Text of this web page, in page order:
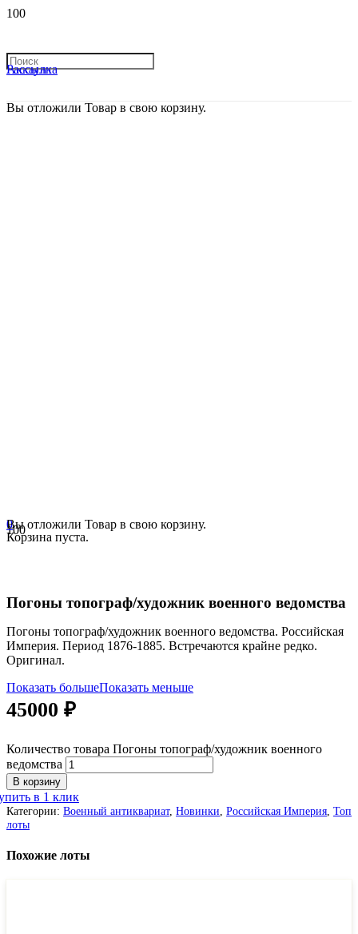
Рассылка
Аккаунт
Вы отложили Товар в свою корзину.
0
Вы отложили Товар в свою корзину.
Корзина пуста.
Погоны топограф/художник военного ведомства
Погоны топограф/художник военного ведомства. Российская
Империя. Период 1876-1885. Встречаются крайне редко.
Оригинал.
Показать большеПоказать меньше
45000 ₽
Количество товара Погоны топограф/художник военного
ведомства
В корзину
в 1 клик
Категории: Военный антиквариат, Новинки Российская Империя Топ
лоты
Похожие лоты